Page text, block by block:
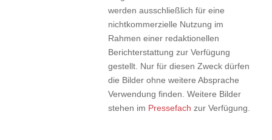
werden ausschließlich für eine
nichtkommerzielle Nutzung im
Rahmen einer redaktionellen
Berichterstattung zur Verfügung
gestellt. Nur für diesen Zweck dürfen
die Bilder ohne weitere Absprache
Verwendung finden. Weitere Bilder
stehen im Pressefach zur Verfügung.